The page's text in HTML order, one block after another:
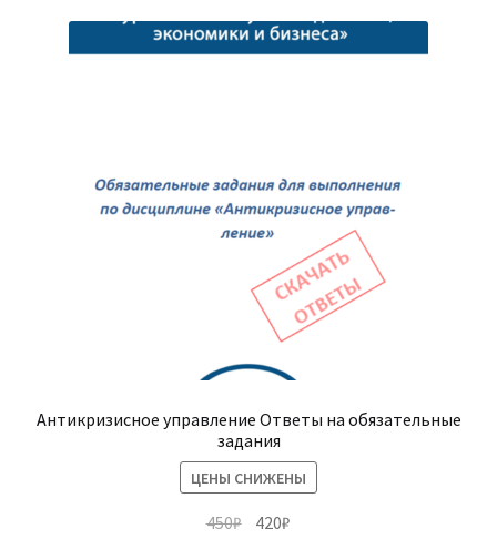
Антикризисное управление Ответы на обязательные
задания
ЦЕНЫ СНИЖЕНЫ
450₽ Первоначальная
420₽